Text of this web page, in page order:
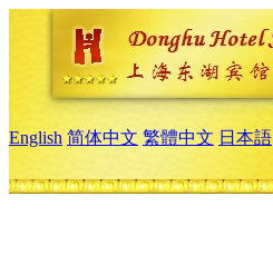
English 简体中文 繁體中文 日本語